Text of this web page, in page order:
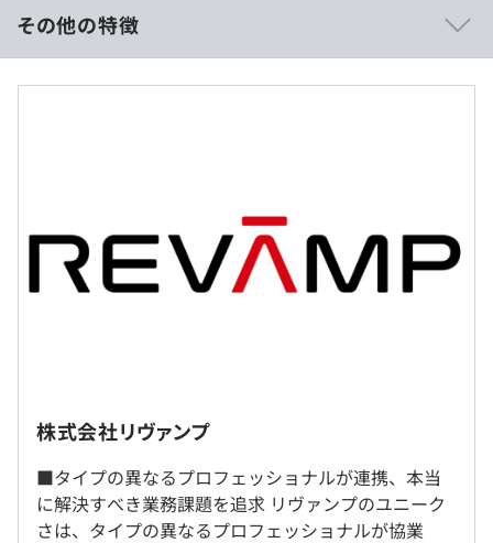
社員となり、全国各地から多様なバックグラウンドの社員
が活躍中です。
・クライアント先に対して顧客折衝を行ったり、現場を動
かしたり、コンサルタントとクライアントの双方の視点を
種予約サービス基盤
◆グローバル案件にも注力
国外に1000店舗以上展開する小売り企業に対して、日本
◎社内、もしくはクライアント先での勤務となります。
◎リモート勤務可能（クライアント先に応じて）
〈開発オフィス〉
年俸制：年俸の12分の1を毎月支給
◎基本給は、現職給与をできる限り考慮します。
※上記を超える時間外労働の残業代・深夜手当は別途支給
フレキシブルタイム 8：00～22：00
その他の特徴
株式会社リヴァンプ
■タイプの異なるプロフェッショナルが連携、本当
に解決すべき業務課題を追求 リヴァンプのユニーク
さは、タイプの異なるプロフェッショナルが協業